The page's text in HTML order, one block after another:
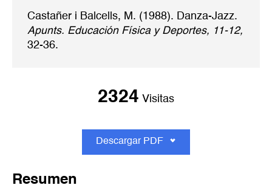
Castañer i Balcells, M. (1988). Danza-Jazz.
Apunts. Educación Física y Deportes, 11-12,
32-36.
2324 Visitas
Descargar PDF
Resumen